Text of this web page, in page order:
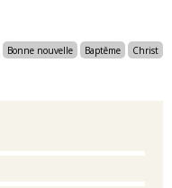
Bonne nouvelle Baptême Christ